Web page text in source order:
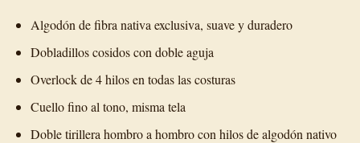
Algodón de fibra nativa exclusiva, suave y duradero
Dobladillos cosidos con doble aguja
Overlock de 4 hilos en todas las costuras
Cuello fino al tono, misma tela
Doble tirillera hombro a hombro con hilos de algodón nativo